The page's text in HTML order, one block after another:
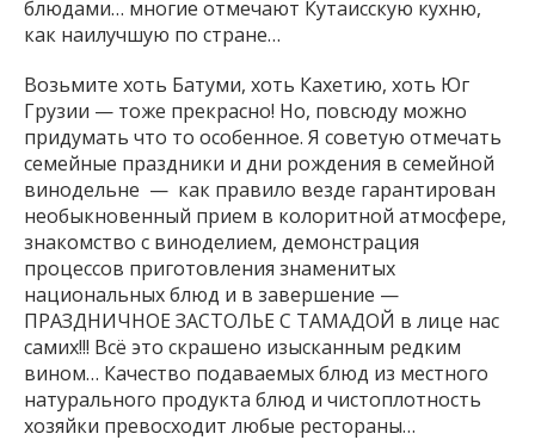
блюдами… многие отмечают Кутаисскую кухню,
как наилучшую по стране…
Возьмите хоть Батуми, хоть Кахетию, хоть Юг
Грузии — тоже прекрасно! Но, повсюду можно
придумать что то особенное. Я советую отмечать
семейные праздники и дни рождения в семейной
винодельне — как правило везде гарантирован
необыкновенный прием в колоритной атмосфере,
знакомство с виноделием, демонстрация
процессов приготовления знаменитых
национальных блюд и в завершение —
ПРАЗДНИЧНОЕ ЗАСТОЛЬЕ С ТАМАДОЙ в лице нас
самих!!! Всё это скрашено изысканным редким
вином… Качество подаваемых блюд из местного
натурального продукта блюд и чистоплотность
хозяйки превосходит любые рестораны…